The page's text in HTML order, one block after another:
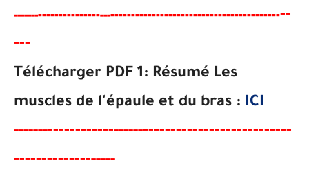
--------------------------------------------------------------------
---
Télécharger PDF 1: Résumé Les
muscles de l'épaule et du bras : ICI
----------------------------------------------------
-------------------